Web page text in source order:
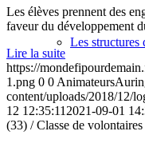
Les structures
Les élèves prennent des
faveur du développement
Lire la suite
https://
1.png 0 0
content/uploads/2018/12/
12 12:35:11 2021-09-01
(33) / Classe de volontaires